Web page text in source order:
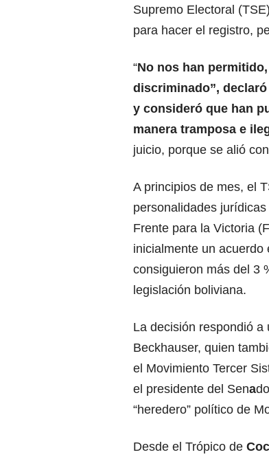
Supremo Electoral
para hacer el registro,
“No nos han
discriminado”,
y consideró que han
manera tramposa e
juicio, porque se alió
A principios de mes, el
personalidades
Frente para la Victoria
inicialmente un
consiguieron más del 3
legislación boliviana.
La decisión respondió
Beckhauser, quien
el Movimiento Tercer
el presidente del Sena
“heredero” político de
Desde el Trópico de